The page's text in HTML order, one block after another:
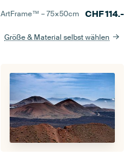
ArtFrame™ –75×50cm CHF114.-
Größe & Material selbst wählen